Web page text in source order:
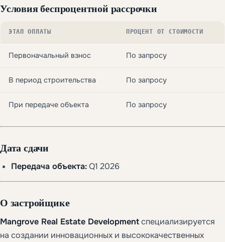
Условия беспроцентной рассрочки
ЭТАП ОПЛАТЫ ПРОЦЕНТ ОТ СТОИМОСТИ
Первоначальный взнос По запросу
В период строительства По запросу
При передаче объекта По запросу
Дата сдачи
Передача объекта:Q1 2026
О застройщике
Mangrove Real Estate Developmentспециализируется
на создании инновационных и высококачественных